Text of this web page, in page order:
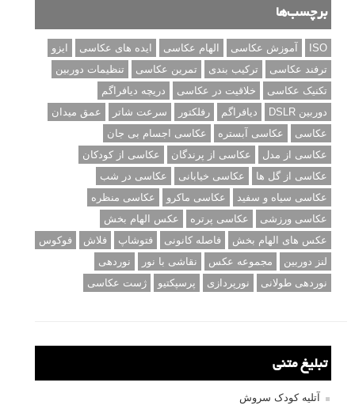
برچسب‌ها
ISO آموزش عکاسی الهام عکاسی ایده های عکاسی
ایزو
ترفند عکاسی
ترکیب بندی تمرین عکاسی
تنظیمات دوربین
تکنیک عکاسی
خلاقیت در عکاسی
دریچه دیافراگم
دوربین DSLR
دیافراگم رفلکتور سرعت شاتر
عمق میدان
عکاسی
عکاسی آبستره
عکاسی اجسام بی جان
عکاسی از مدل
عکاسی از پرندگان
عکاسی از کودکان
عکاسی از گل ها
عکاسی خیابانی
عکاسی در شب
عکاسی سیاه و سفید
عکاسی ماکرو
عکاسی منظره
عکاسی ورزشی
عکاسی پرتره
عکس الهام بخش
عکس های الهام بخش
فاصله کانونی فتوشاپ فلاش
فوکوس
لنز دوربین
مجموعه عکس نقاشی با نور
نوردهی
نوردهی طولانی
نورپردازی پرسپکتیو ژست عکاسی
تبلیغ متنی
آتلیه کودک سروش